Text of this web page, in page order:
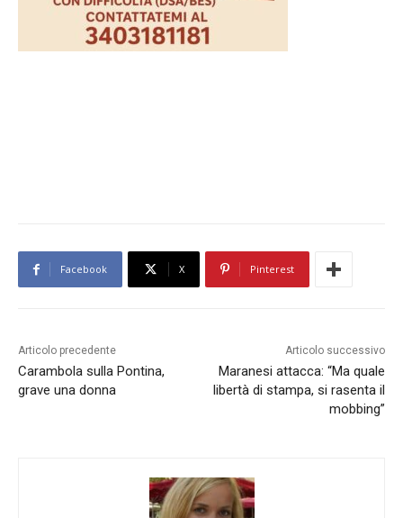
Facebook X Pinterest
Articolo precedente
Carambola sulla Pontina,
grave una donna
Articolo successivo
Maranesi attacca: “Ma quale
libertà di stampa, si rasenta il
mobbing”